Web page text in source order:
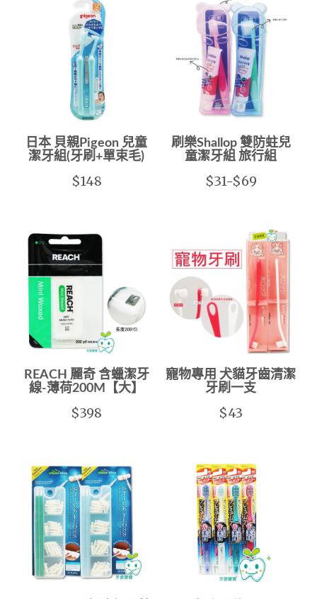
日本 貝親Pigeon 兒童
潔牙組(牙刷+單束毛)
$148
刷樂Shallop 雙防蛀兒
童潔牙組 旅行組
$31-$69
REACH 麗奇 含蠟潔牙
線-薄荷200M【大】
$398
寵物專用 犬貓牙齒清潔
牙刷一支
$43